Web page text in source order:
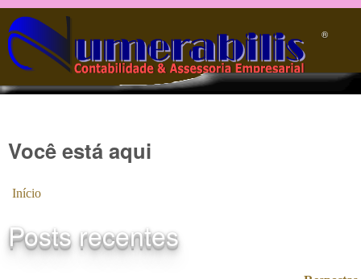
Pular para o conteúdo principal
®️
Você está aqui
Início
Posts recentes